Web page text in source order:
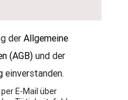
der Allgemeine
(AGB)und der
einverstanden.
E-Mail über